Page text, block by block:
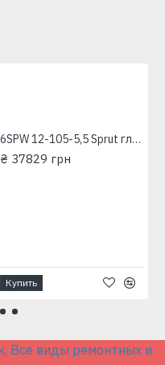
6SPW 12-105-5,5 Sprut глубинный насос для скважин
₴ 37829 грн
Купить